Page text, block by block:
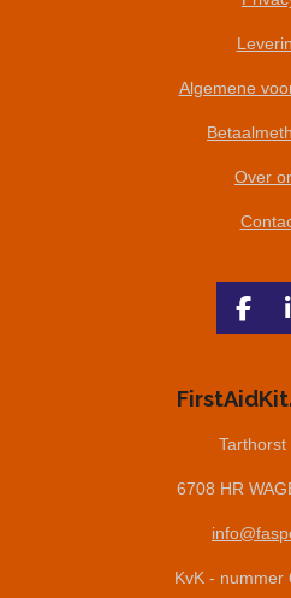
Algemene
Over
F
e
o
k
Tarthorst
6708 HR
KvK - nummer